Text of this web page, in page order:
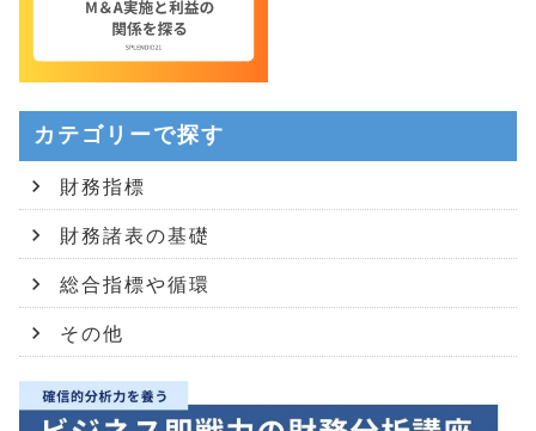
カテゴリーで探す
財務指標
財務諸表の基礎
総合指標や循環
その他